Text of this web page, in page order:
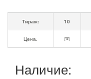
Тираж: 10
Цена: ✉️
Наличие: